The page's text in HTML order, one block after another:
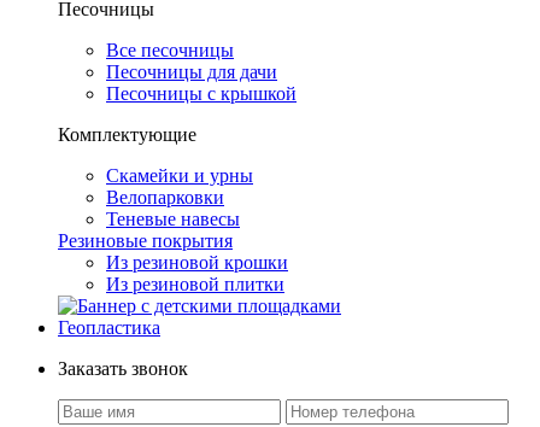
Песочницы
Все песочницы
Песочницы для дачи
Песочницы с крышкой
Комплектующие
Скамейки и урны
Велопарковки
Теневые навесы
Резиновые покрытия
Из резиновой крошки
Из резиновой плитки
Геопластика
Заказать звонок